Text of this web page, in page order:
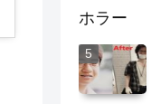
ホラー